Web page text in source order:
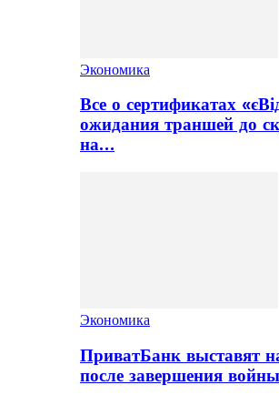
Экономика
Все о сертификатах
ожидания траншей до
на…
Экономика
ПриватБанк выставят
после завершения войны